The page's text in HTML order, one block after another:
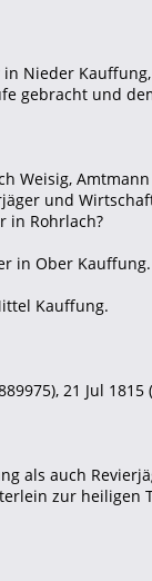
Nieder
gebracht und
Weisig,
und
in Rohrlach?
in Ober Kauffung.
Kauffung.
21 Jul 1815
als auch
zur